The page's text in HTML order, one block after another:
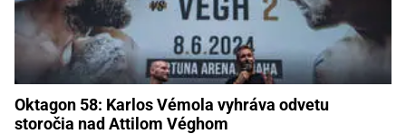
Oktagon 58: Karlos Vémola vyhráva odvetu
storočia nad Attilom Véghom